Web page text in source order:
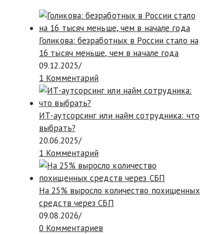
Голикова: безработных в России стало на
16 тысяч меньше, чем в начале года
09.12.2025/
1 Комментарий
ИТ-аутсорсинг или найм сотрудника: что
выбрать?
20.06.2025/
1 Комментарий
На 25% выросло количество похищенных
средств через СБП
09.08.2026/
0 Комментариев